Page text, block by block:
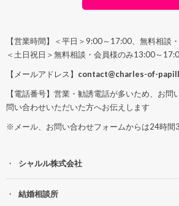
【営業時間】＜平日＞9:00～17:00、無料相談
＜土日祝日＞無料相談・会員様のみ13:00～
【メールアドレス】 contact@charles-of-
【電話番号】営業・勧誘電話が多いため、お問
問い合わせいただいた方へお伝えします
※メール、お問い合わせフォームからは24時間
シャルル株式会社
結婚相談所